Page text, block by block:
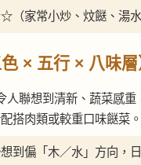
常小炒、炆餸、湯水
× 五行 × 八味層
聯想到清新、蔬菜感重
搭肉類或較重口味餸菜。
到偏「木／水」方向，